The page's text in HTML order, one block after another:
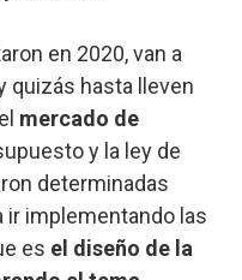
en 2020, van a
quizás hasta lleven
mercado de
y la ley de
determinadas
ir implementando las
es el diseño de la